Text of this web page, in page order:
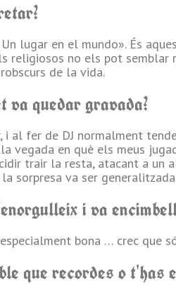
Un lugar en el mundo». És
religiosos no els pot
de la vida.
va quedar gravada?
al fer de DJ normalment
vegada en què els meus
trair la resta, atacant a un
sorpresa va ser
i va
bona … crec que
que recordes o t'has